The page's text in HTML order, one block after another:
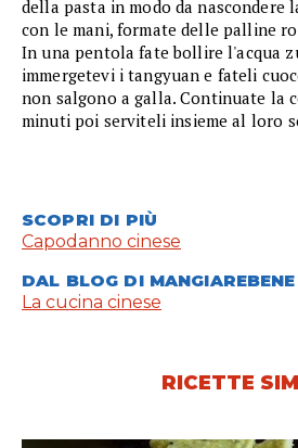
della pasta in modo da nascondere
con le mani, formate delle palline
In una pentola fate bollire l'acqua
immergetevi i tangyuan e fateli
non salgono a galla. Continuate la
minuti poi serviteli insieme al loro
SCOPRI DI PIÙ
Capodanno cinese
DAL BLOG DI MANGIAREBENE
La cucina cinese
RICETTE